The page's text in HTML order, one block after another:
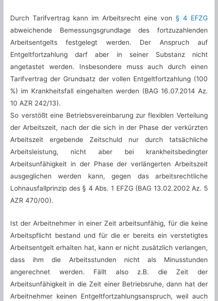
Durch Tarifvertrag kann im Arbeitsrecht eine von § 4 EFZG
abweichende Bemessungsgrundlage des fortzuzahlenden
Arbeitsentgelts festgelegt werden. Der Anspruch auf
Entgeltfortzahlung darf aber in seiner Substanz nicht
angetastet werden. Insbesondere muss auch durch einen
Tarifvertrag der Grundsatz der vollen Entgeltfortzahlung (100
%) im Krankheitsfall eingehalten werden (BAG 16.07.2014 Az.
10 AZR 242/13).
So verstößt eine Betriebsvereinbarung zur flexiblen Verteilung
der Arbeitszeit, nach der die sich in der Phase der verkürzten
Arbeitszeit ergebende Zeitschuld nur durch tatsächliche
Arbeitsleistung, nicht aber bei krankheitsbedingter
Arbeitsunfähigkeit in der Phase der verlängerten Arbeitszeit
ausgeglichen werden kann, gegen das arbeitsrechtliche
Lohnausfallprinzip des § 4 Abs. 1 EFZG (BAG 13.02.2002 Az. 5
AZR 470/00).
Ist der Arbeitnehmer in einer Zeit arbeitsunfähig, für die keine
Arbeitspflicht bestand und für die er bereits ein verstetigtes
Arbeitsentgelt erhalten hat, kann er nicht zusätzlich verlangen,
dass ihm die Arbeitsstunden nicht als Minusstunden
angerechnet werden. Fällt also z.B. die Zeit der
Arbeitsunfähigkeit in die Zeit einer Betriebsruhe, dann hat der
Arbeitnehmer keinen Entgeltfortzahlungsanspruch, weil auch